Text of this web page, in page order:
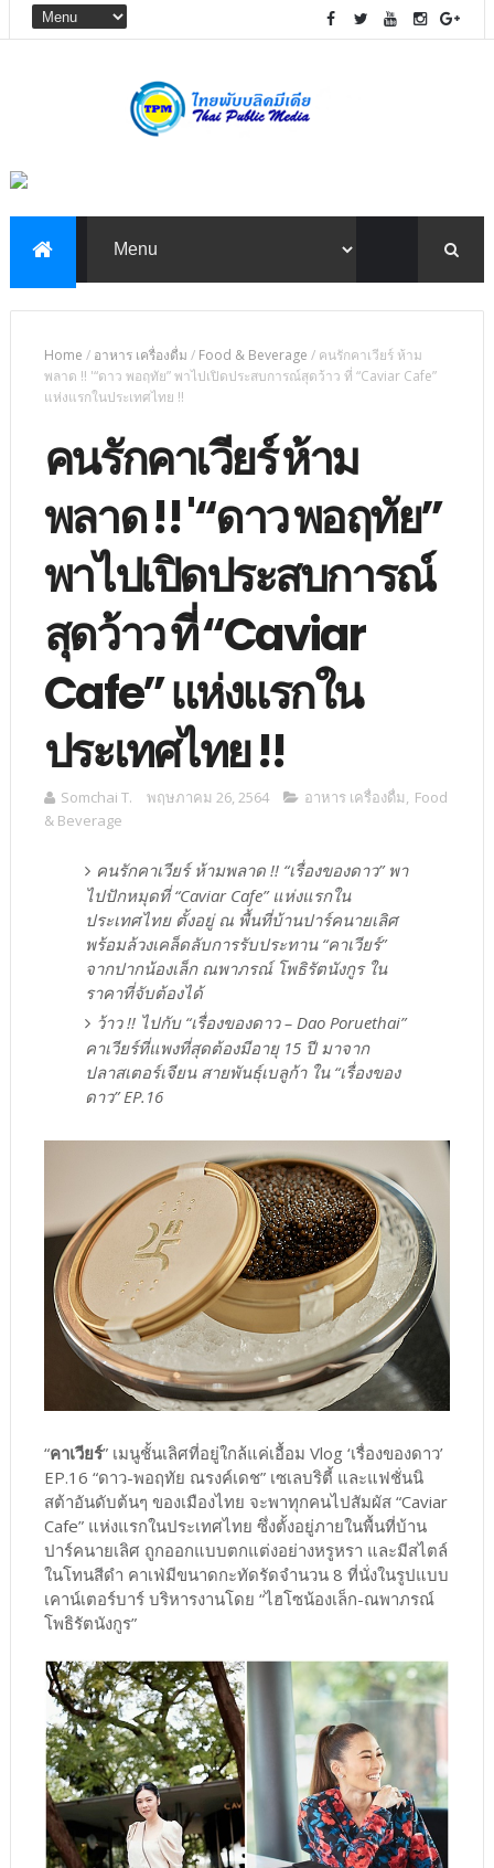
Home / อาหาร เครื่องดื่ม / Food & Beverage / คนรักคาเวียร์ ห้าม
พลาด !! '“ดาว พอฤทัย” พาไปเปิดประสบการณ์สุดว้าว ที่ “Caviar Cafe”
แห่งแรกในประเทศไทย !!
คนรักคาเวียร์ ห้าม
พลาด !! '“ดาว พอฤทัย”
พาไปเปิดประสบการณ์
สุดว้าว ที่ “Caviar
Cafe” แห่งแรกใน
ประเทศไทย !!
Somchai T. พฤษภาคม 26, 2564 อาหาร เครื่องดื่ม, Food
& Beverage
คนรักคาเวียร์ ห้ามพลาด !! “เรื่องของดาว” พา
ไปปักหมุดที่ “Caviar Cafe” แห่งแรกใน
ประเทศไทย ตั้งอยู่ ณ พื้นที่บ้านปาร์คนายเลิศ
พร้อมล้วงเคล็ดลับการรับประทาน “คาเวียร์”
จากปากน้องเล็ก ณพาภรณ์ โพธิรัตนังกูร ใน
ราคาที่จับต้องได้
ว้าว !! ไปกับ “เรื่องของดาว – Dao Poruethai”
คาเวียร์ที่แพงที่สุดต้องมีอายุ 15 ปี มาจาก
ปลาสเตอร์เจียน สายพันธุ์เบลูก้า ใน “เรื่องของ
ดาว” EP.16
“คาเวียร์” เมนูชั้นเลิศที่อยู่ใกล้แค่เอื้อม Vlog ‘เรื่องของดาว’
EP.16 “ดาว-พอฤทัย ณรงค์เดช” เซเลบริตี้ และแฟชั่นนิ
สต้าอันดับต้นๆ ของเมืองไทย จะพาทุกคนไปสัมผัส “Caviar
Cafe” แห่งแรกในประเทศไทย ซึ่งตั้งอยู่ภายในพื้นที่บ้าน
ปาร์คนายเลิศ ถูกออกแบบตกแต่งอย่างหรูหรา และมีสไตล์
ในโทนสีดำ คาเฟ่มีขนาดกะทัดรัดจำนวน 8 ที่นั่งในรูปแบบ
เคาน์เตอร์บาร์ บริหารงานโดย “ไฮโซน้องเล็ก-ณพาภรณ์
โพธิรัตนังกูร”